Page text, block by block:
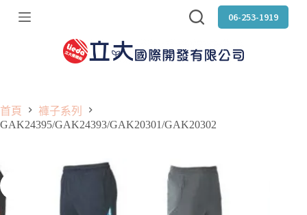
跳
06-253-1919
首頁
褲子系列
GAK24395/GAK24393/GAK20301/GAK20302